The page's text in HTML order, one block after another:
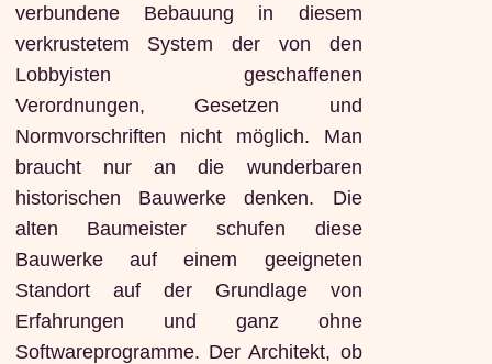
verbundene Bebauung in diesem
verkrustetem System der von den
Lobbyisten geschaffenen
Verordnungen, Gesetzen und
Normvorschriften nicht möglich. Man
braucht nur an die wunderbaren
historischen Bauwerke denken. Die
alten Baumeister schufen diese
Bauwerke auf einem geeigneten
Standort auf der Grundlage von
Erfahrungen und ganz ohne
Softwareprogramme. Der Architekt, ob